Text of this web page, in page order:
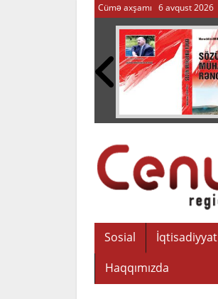
Cümə axşamı 6 avqust 2026
Sosial İqtisadiyyat
Haqqımızda